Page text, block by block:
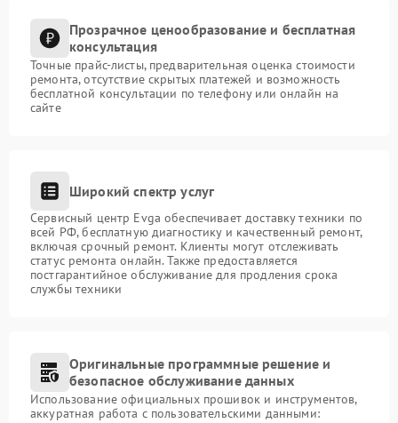
Прозрачное ценообразование и бесплатная
консультация
Точные прайс-листы, предварительная оценка стоимости
ремонта, отсутствие скрытых платежей и возможность
бесплатной консультации по телефону или онлайн на
сайте
Широкий спектр услуг
Сервисный центр Evga обеспечивает доставку техники по
всей РФ, бесплатную диагностику и качественный ремонт,
включая срочный ремонт. Клиенты могут отслеживать
статус ремонта онлайн. Также предоставляется
постгарантийное обслуживание для продления срока
службы техники
Оригинальные программные решение и
безопасное обслуживание данных
Использование официальных прошивок и инструментов,
аккуратная работа с пользовательскими данными: